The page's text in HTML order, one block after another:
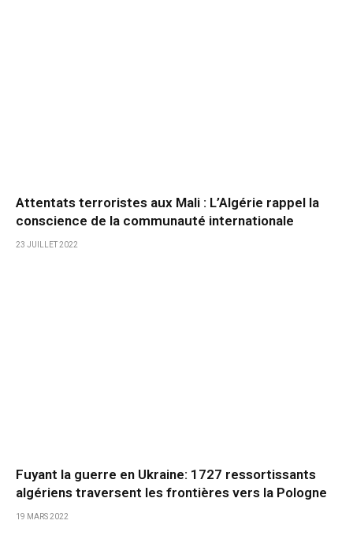
Attentats terroristes aux Mali : L’Algérie rappel la
conscience de la communauté internationale
23 JUILLET 2022
Fuyant la guerre en Ukraine: 1727 ressortissants
algériens traversent les frontières vers la Pologne
19 MARS 2022